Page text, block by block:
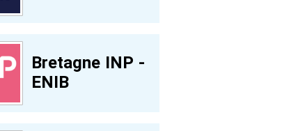
Bretagne INP -
ENIB